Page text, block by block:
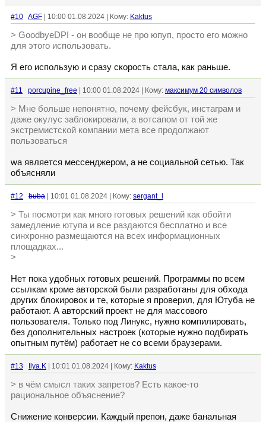
#10 AGF | 10:00 01.08.2024 | Кому: Kaktus
> GoodbyeDPI - он вообще не про юпуп, просто его можно
для этого использовать.
Я его использую и сразу скорость стала, как раньше.
#11 porcupine_free | 10:00 01.08.2024 | Кому: максимум 20 символов
> Мне больше непонятно, почему фейсбук, инстаграм и
даже окулус заблокировали, а вотсапом от той же
экстремистской компании мета все продолжают
пользоваться
wa является мессенджером, а не социальной сетью. Так
объясняли
#12 buba | 10:01 01.08.2024 | Кому: sergant_l
> Ты посмотри как много готовых решений как обойти
замедление ютупа и все раздаются бесплатно и все
синхронно размещаются на всех информационных
площадках...
>
Нет пока удобных готовых решений. Программы по всем
ссылкам кроме авторской были разработаны для обхода
других блокировок и те, которые я проверил, для Ютуба не
работают. А авторский проект не для массового
пользователя. Только под Линукс, нужно компилировать,
без дополнительных настроек (которые нужно подбирать
опытным путём) работает не со всеми браузерами.
#13 Ilya.K | 10:01 01.08.2024 | Кому: Kaktus
> в чём смысл таких запретов? Есть какое-то
рациональное объяснение?
Снижение конверсии. Каждый препон, даже банальная